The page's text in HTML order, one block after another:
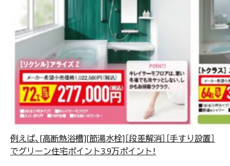
例えば、[高断熱浴槽][節湯水栓]［段差解消］［手すり設置］
でグリーン住宅ポイント3.9万ポイント！